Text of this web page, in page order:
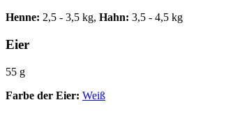
Henne: 2,5 - 3,5 kg, Hahn: 3,5 - 4,5 kg
Eier
55 g
Farbe der Eier: Weiß